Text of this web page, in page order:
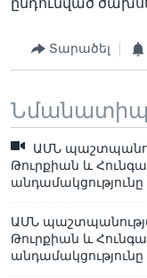
Տարածել
Նմանատիպ
ԱՄՆ
Թուրքիան և
անդամակցությունը
ԱՄՆ
Թուրքիան և
անդամակցությունը